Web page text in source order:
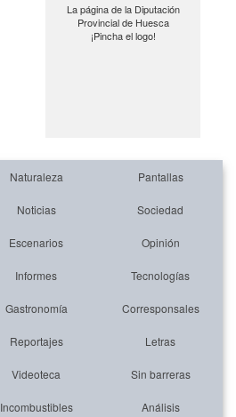
La página de la Diputación
Provincial de Huesca
¡Pincha el logo!
Naturaleza Pantallas
Noticias Sociedad
Escenarios Opinión
Informes Tecnologías
Gastronomía Corresponsales
Reportajes Letras
Videoteca Sin barreras
Incombustibles Análisis